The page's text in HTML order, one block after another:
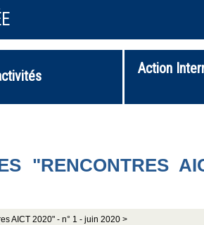
Action
"RENCONTRES
AICT 2020" - n° 1 - juin 2020 >